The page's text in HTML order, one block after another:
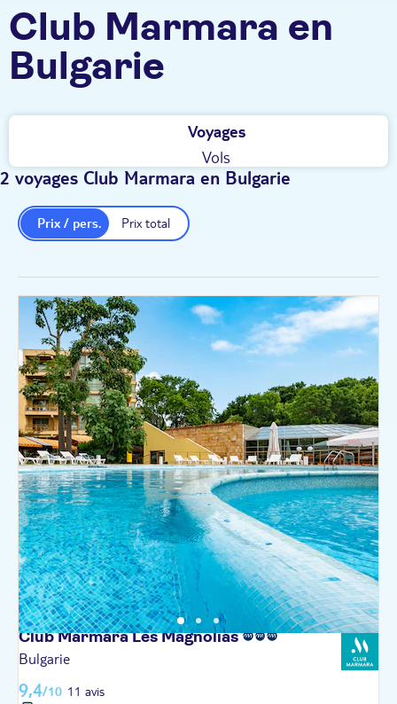
Club Marmara en
Bulgarie
Voyages
Vols
2 voyages Club Marmara en Bulgarie
Prix total
Prix / pers.
Club Marmara LesMagnolias
Bulgarie
9,4/10 11 avis